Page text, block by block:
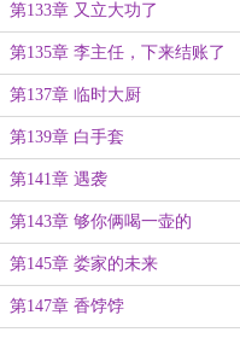
第133章 又立大功了
第135章 李主任，下来结账了
第137章 临时大厨
第139章 白手套
第141章 遇袭
第143章 够你俩喝一壶的
第145章 娄家的未来
第147章 香饽饽